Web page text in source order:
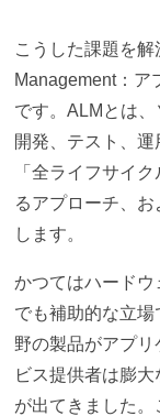
こうした課題を
Management：ア
です。ALMとは、
開発、テスト、
「全ライフサイ
るアプローチ、
します。
かつてはハードウ
でも補助的な立
野の製品がアプ
ビス提供者は膨
が出てきました